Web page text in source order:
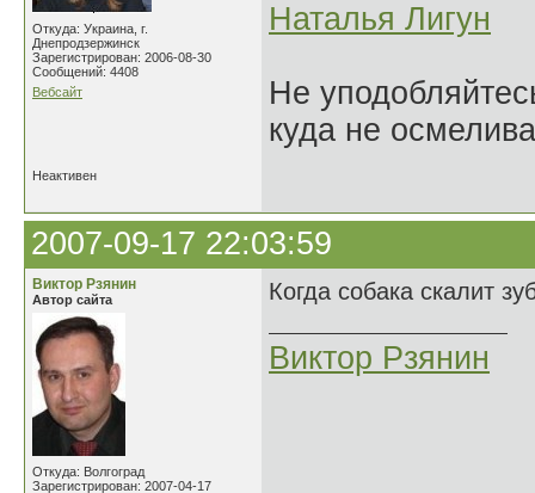
Откуда: Украина, г.
Днепродзержинск
Зарегистрирован: 2006-08-30
Сообщений: 4408
Вебсайт
Наталья Лигун
Не
куда не
Неактивен
2007-09-17 22:03:59
Виктор Рзянин
Автор сайта
Откуда: Волгоград
Зарегистрирован: 2007-04-17
Когда собака скалит
Виктор Рзянин